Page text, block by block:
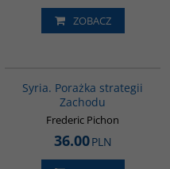
ZOBACZ
Syria. Porażka strategii
Zachodu
Frederic Pichon
36.00PLN